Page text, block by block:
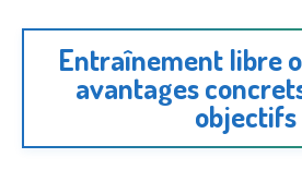
Entraînement libre
avantages
objectifs